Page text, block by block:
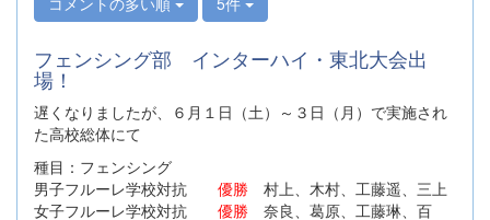
フェンシング部 インターハイ・東北大会出
場！
遅くなりましたが、６月１日（土）～３日（月）で実施され
た高校総体にて
種目：フェンシング
男子フルーレ学校対抗 優勝 村上、木村、工藤遥、三上
女子フルーレ学校対抗 優勝 奈良、葛原、工藤琳、百